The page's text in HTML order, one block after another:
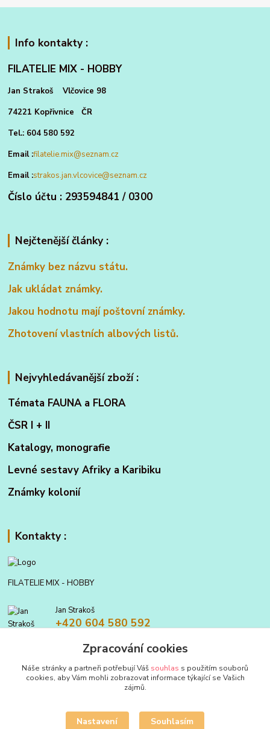
Info kontakty :
FILATELIE MIX - HOBBY
Jan Strakoš Vlčovice 98
74221 Kopřivnice ČR
Tel.: 604 580 592
Email :filatelie.mix@seznam.cz
Email :strakos.jan.vlcovice@seznam.cz
Číslo účtu : 293594841 / 0300
Nejčtenější články :
Známky bez názvu státu.
Jak ukládat známky.
Jakou hodnotu mají poštovní známky.
Zhotovení vlastních albových listů.
Nejvyhledávanější zboží :
Témata FAUNA a FLORA
ČSR I + II
Katalogy, monografie
Levné sestavy Afriky a Karibiku
Známky kolonií
Kontakty :
FILATELIE MIX - HOBBY
Jan Strakoš
+420 604 580 592
filatelie.mix@seznam.czZpracování cookies
Náše stránky a partneři potřebují Váš souhlas s použitím souborů
cookies, aby Vám mohli zobrazovat informace týkající se Vašich
zájmů.
Nastavení Souhlasím